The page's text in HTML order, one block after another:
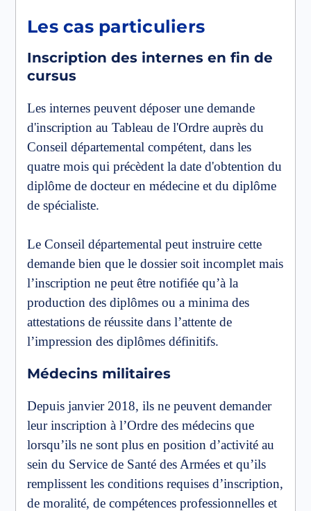
Les cas particuliers
Inscription des internes en fin de
cursus
Les internes peuvent déposer une demande
d'inscription au Tableau de l'Ordre auprès du
Conseil départemental compétent, dans les
quatre mois qui précèdent la date d'obtention du
diplôme de docteur en médecine et du diplôme
de spécialiste.
Le Conseil départemental peut instruire cette
demande bien que le dossier soit incomplet mais
l’inscription ne peut être notifiée qu’à la
production des diplômes ou a minima des
attestations de réussite dans l’attente de
l’impression des diplômes définitifs.
Médecins militaires
Depuis janvier 2018, ils ne peuvent demander
leur inscription à l’Ordre des médecins que
lorsqu’ils ne sont plus en position d’activité au
sein du Service de Santé des Armées et qu’ils
remplissent les conditions requises d’inscription,
de moralité, de compétences professionnelles et